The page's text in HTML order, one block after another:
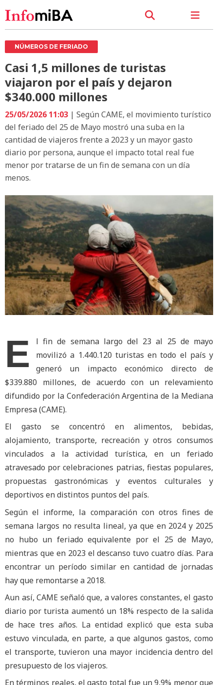
NÚMEROS DE FERIADO
Casi 1,5 millones de turistas
viajaron por el país y dejaron
$340.000 millones
25/05/2026 11:03 | Según CAME, el movimiento turístico
del feriado del 25 de Mayo mostró una suba en la
cantidad de viajeros frente a 2023 y un mayor gasto
diario por persona, aunque el impacto total real fue
menor por tratarse de un fin de semana con un día
menos.
E
l fin de semana largo del 23 al 25 de mayo
movilizó a 1.440.120 turistas en todo el país y
generó un impacto económico directo de
$339.880 millones, de acuerdo con un relevamiento
difundido por la Confederación Argentina de la Mediana
Empresa (CAME).
El gasto se concentró en alimentos, bebidas,
alojamiento, transporte, recreación y otros consumos
vinculados a la actividad turística, en un feriado
atravesado por celebraciones patrias, fiestas populares,
propuestas gastronómicas y eventos culturales y
deportivos en distintos puntos del país.
Según el informe, la comparación con otros fines de
semana largos no resulta lineal, ya que en 2024 y 2025
no hubo un feriado equivalente por el 25 de Mayo,
mientras que en 2023 el descanso tuvo cuatro días. Para
encontrar un período similar en cantidad de jornadas
hay que remontarse a 2018.
Aun así, CAME señaló que, a valores constantes, el gasto
diario por turista aumentó un 18% respecto de la salida
de hace tres años. La entidad explicó que esta suba
estuvo vinculada, en parte, a que algunos gastos, como
el transporte, tuvieron una mayor incidencia dentro del
presupuesto de los viajeros.
En términos reales, el gasto total fue un 9,9% menor que